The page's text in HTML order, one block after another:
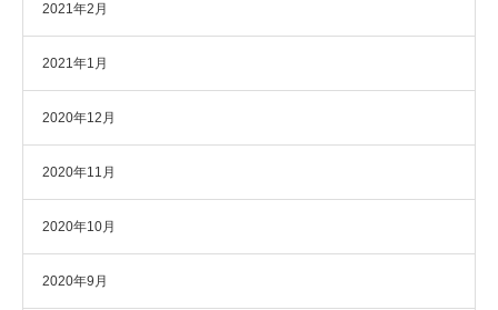
2021年2月
2021年1月
2020年12月
2020年11月
2020年10月
2020年9月